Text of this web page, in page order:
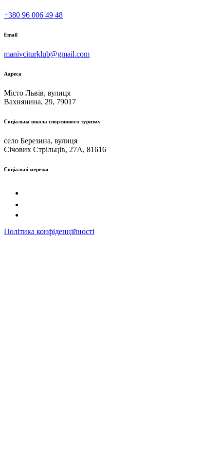
+380 96 006 49 48
Email
manivciturklub@gmail.com
Адреса
Місто Львів, вулиця
Вахнянина, 29, 79017
Соціальна школа спортивного туризму
село Березина, вулиця
Січових Стрільців, 27А, 81616
Соціальні мережи
Політика конфіденційності